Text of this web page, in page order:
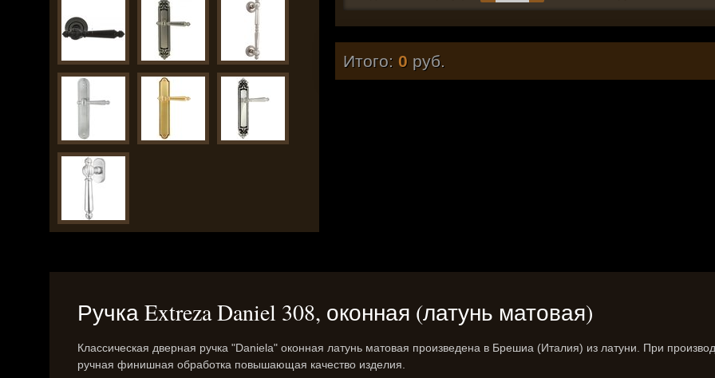
Итого: 0 руб.
Ручка Extreza Daniel 308, оконная (латунь матовая)
Классическая дверная ручка "Daniela" оконная латунь матовая произведена в Брешиа (Италия) из латуни. При
ручная финишная обработка повышающая качество изделия.